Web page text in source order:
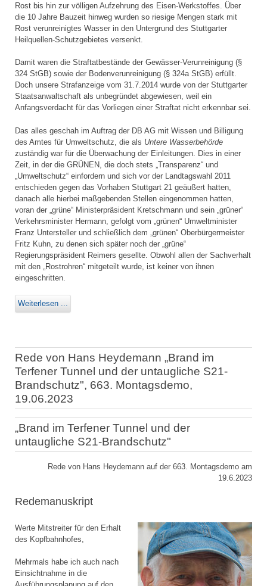
Rost bis hin zur völligen Aufzehrung des Eisen-Werkstoffes. Über
die 10 Jahre Bauzeit hinweg wurden so riesige Mengen stark mit
Rost verunreinigtes Wasser in den Untergrund des Stuttgarter
Heilquellen-Schutzgebietes versenkt.
Damit waren die Straftatbestände der Gewässer-Verunreinigung (§
324 StGB) sowie der Bodenverunreinigung (§ 324a StGB) erfüllt.
Doch unsere Strafanzeige vom 31.7.2014 wurde von der Stuttgarter
Staatsanwaltschaft als unbegründet abgewiesen, weil ein
Anfangsverdacht für das Vorliegen einer Straftat nicht erkennbar sei.
Das alles geschah im Auftrag der DB AG mit Wissen und Billigung
des Amtes für Umweltschutz, die als Untere Wasserbehörde
zuständig war für die Überwachung der Einleitungen. Dies in einer
Zeit, in der die GRÜNEN, die doch stets „Transparenz“ und
„Umweltschutz“ einfordern und sich vor der Landtagswahl 2011
entschieden gegen das Vorhaben Stuttgart 21 geäußert hatten,
danach alle hierbei maßgebenden Stellen eingenommen hatten,
voran der „grüne“ Ministerpräsident Kretschmann und sein „grüner“
Verkehrsminister Hermann, gefolgt vom „grünen“ Umweltminister
Franz Untersteller und schließlich dem „grünen“ Oberbürgermeister
Fritz Kuhn, zu denen sich später noch der „grüne“
Regierungspräsident Reimers gesellte. Obwohl allen der Sachverhalt
mit den „Rostrohren“ mitgeteilt wurde, ist keiner von ihnen
eingeschritten.
Weiterlesen ...
Rede von Hans Heydemann „Brand im
Terfener Tunnel und der untaugliche S21-
Brandschutz", 663. Montagsdemo,
19.06.2023
„Brand im Terfener Tunnel und der
untaugliche S21-Brandschutz"
Rede von Hans Heydemann auf der 663. Montagsdemo am
19.6.2023
Redemanuskript
Werte Mitstreiter für den Erhalt
des Kopfbahnhofes,
Mehrmals habe ich auch nach
Einsichtnahme in die